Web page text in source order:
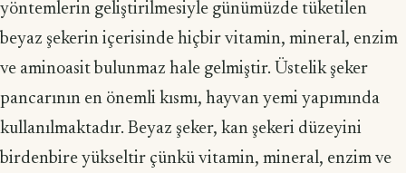
yöntemlerin geliştirilmesiyle günümüzde tüketilen
beyaz şekerin içerisinde hiçbir vitamin, mineral, enzim
ve aminoasit bulunmaz hale gelmiştir. Üstelik şeker
pancarının en önemli kısmı, hayvan yemi yapımında
kullanılmaktadır. Beyaz şeker, kan şekeri düzeyini
birdenbire yükseltir çünkü vitamin, mineral, enzim ve